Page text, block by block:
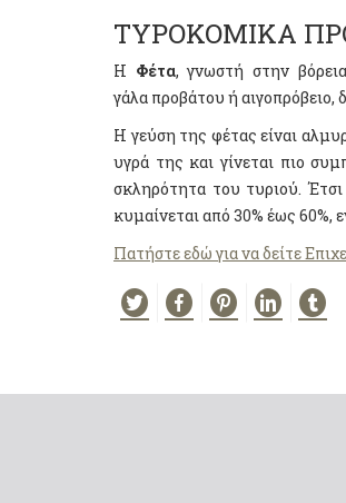
ΤΥΡΟΚΟΜΙΚΑ
Η Φέτα, γνωστή στην
γάλα προβάτου ή αιγοπρόβειο,
Η γεύση της φέτας είναι
υγρά της και γίνεται πιο
σκληρότητα του τυριού.
κυμαίνεται από 30% έως 60%,
Πατήστε εδώ για να δείτε